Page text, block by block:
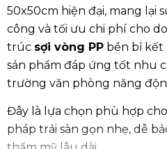
50x50cm hiện đại, mang lại
công và tối ưu chi phí cho
trúc sợi vòng PP bền bỉ kết
sản phẩm đáp ứng tốt nhu
trường văn phòng năng
Đây là lựa chọn phù hợp
pháp trải sàn gọn nhẹ, dễ